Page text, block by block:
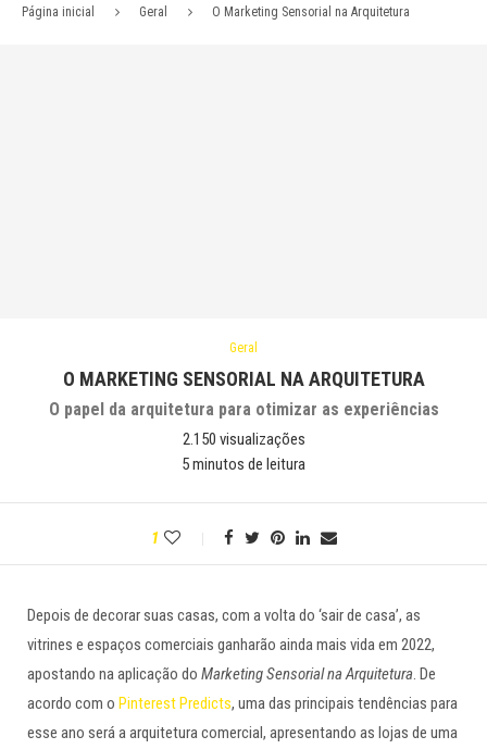
Página inicial Geral O Marketing Sensorial na Arquitetura
Geral
O MARKETING SENSORIAL NA ARQUITETURA
O papel da arquitetura para otimizar as experiências
2.150 visualizações
5 minutos de leitura
1
Depois de decorar suas casas, com a volta do ‘sair de casa’, as
vitrines e espaços comerciais ganharão ainda mais vida em 2022,
apostando na aplicação do Marketing Sensorial na Arquitetura. De
acordo com o Pinterest Predicts, uma das principais tendências para
esse ano será a arquitetura comercial, apresentando as lojas de uma